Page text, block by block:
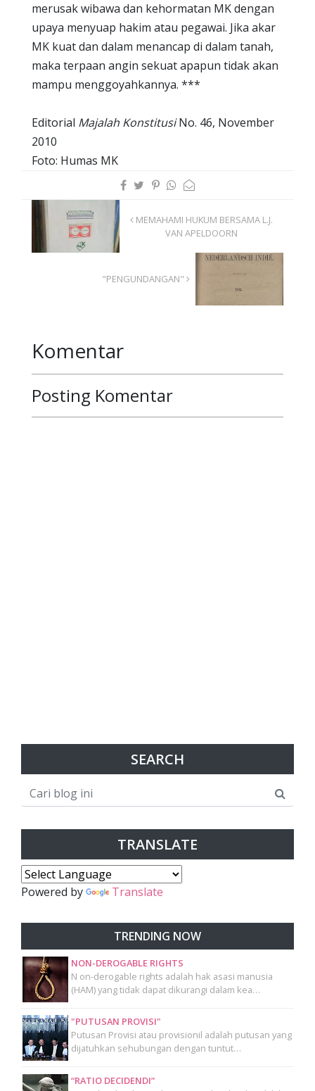
merusak wibawa dan kehormatan MK dengan
upaya menyuap hakim atau pegawai. Jika akar
MK kuat dan dalam menancap di dalam tanah,
maka terpaan angin sekuat apapun tidak akan
mampu menggoyahkannya. ***
Editorial Majalah KonstitusiNo. 46, November
2010
Foto: Humas MK
MEMAHAMI HUKUM BERSAMA L.J.
VAN APELDOORN
"PENGUNDANGAN"
Komentar
Posting Komentar
SEARCH
TRANSLATE
Powered by Translate
TRENDING NOW
NON-DEROGABLE RIGHTS
N on-derogable rights adalah hak asasi manusia
(HAM) yang tidak dapat dikurangi dalam kea…
"PUTUSAN PROVISI"
Putusan Provisi atau provisionil adalah putusan yang
dijatuhkan sehubungan dengan tuntut…
“RATIO DECIDENDI”